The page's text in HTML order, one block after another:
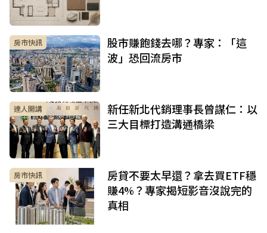
房市快訊
股市賺飽錢去哪？專家：「這
波」恐回流房市
達人開講
新任新北代銷理事長曾謀仁：以
三大目標打造溝通橋梁
房市快訊
房貸不要太早還？拿去買ETF穩
賺4%？專家揭短影音沒說完的
真相